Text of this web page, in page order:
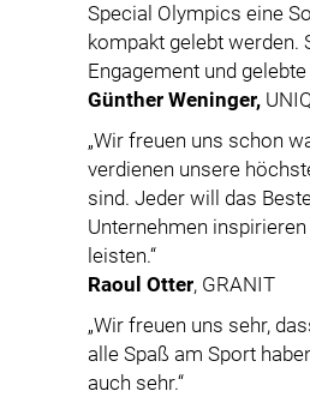
Special Olympics eine
kompakt gelebt werden.
Engagement und
Günther Weninger,
„Wir freuen uns schon
verdienen unsere
sind. Jeder will das
Unternehmen
leisten.“
Raoul Otter, GRANIT
„Wir freuen uns sehr,
alle Spaß am Sport
auch sehr.“